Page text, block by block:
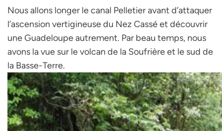
Nous allons longer le canal Pelletier avant d’attaquer
l’ascension vertigineuse du Nez Cassé et découvrir
une Guadeloupe autrement. Par beau temps, nous
avons la vue sur le volcan de la Soufrière et le sud de
la Basse-Terre.